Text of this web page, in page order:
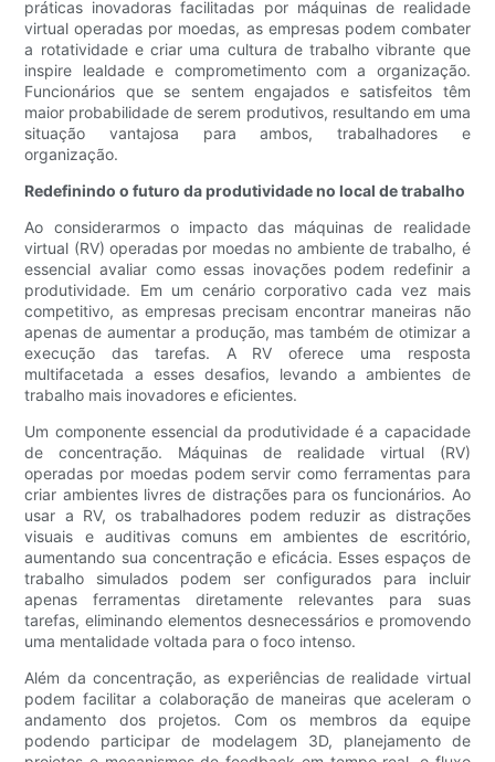
práticas inovadoras facilitadas por máquinas de realidade
virtual operadas por moedas, as empresas podem combater
a rotatividade e criar uma cultura de trabalho vibrante que
inspire lealdade e comprometimento com a organização.
Funcionários que se sentem engajados e satisfeitos têm
maior probabilidade de serem produtivos, resultando em uma
situação vantajosa para ambos, trabalhadores e
organização.
Redefinindo o futuro da produtividade no local de trabalho
Ao considerarmos o impacto das máquinas de realidade
virtual (RV) operadas por moedas no ambiente de trabalho, é
essencial avaliar como essas inovações podem redefinir a
produtividade. Em um cenário corporativo cada vez mais
competitivo, as empresas precisam encontrar maneiras não
apenas de aumentar a produção, mas também de otimizar a
execução das tarefas. A RV oferece uma resposta
multifacetada a esses desafios, levando a ambientes de
trabalho mais inovadores e eficientes.
Um componente essencial da produtividade é a capacidade
de concentração. Máquinas de realidade virtual (RV)
operadas por moedas podem servir como ferramentas para
criar ambientes livres de distrações para os funcionários. Ao
usar a RV, os trabalhadores podem reduzir as distrações
visuais e auditivas comuns em ambientes de escritório,
aumentando sua concentração e eficácia. Esses espaços de
trabalho simulados podem ser configurados para incluir
apenas ferramentas diretamente relevantes para suas
tarefas, eliminando elementos desnecessários e promovendo
uma mentalidade voltada para o foco intenso.
Além da concentração, as experiências de realidade virtual
podem facilitar a colaboração de maneiras que aceleram o
andamento dos projetos. Com os membros da equipe
podendo participar de modelagem 3D, planejamento de